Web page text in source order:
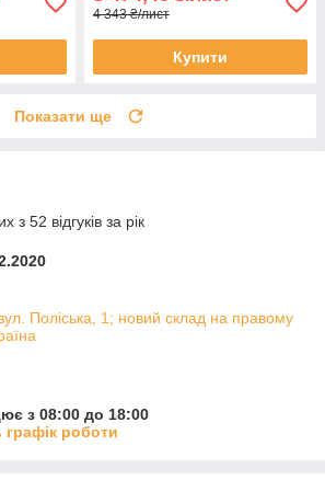
4 343 ₴/лист
Купити
Показати ще
з 52 відгуків за рік
Поліська, 1; новий склад на правому
з 08:00 до 18:00
графік роботи